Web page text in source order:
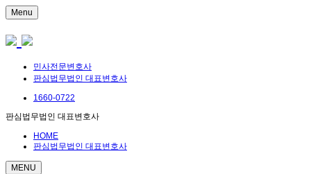
Menu
민사전문변호사
판심법무법인 대표변호사
1660-0722
판심법무법인 대표변호사
HOME
판심법무법인 대표변호사
MENU